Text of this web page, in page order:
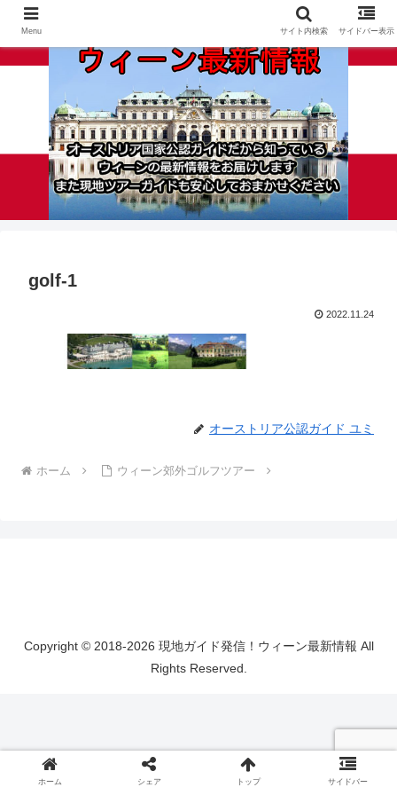
golf-1
2022.11.24
オーストリア公認ガイド ユミ
ホーム ウィーン郊外ゴルフツアー
Copyright © 2018-2026 現地ガイド発信！ウィーン最新情報 All
Rights Reserved.
Menu サイト内検索 サイドバー表示
ホーム シェア トップ サイドバー